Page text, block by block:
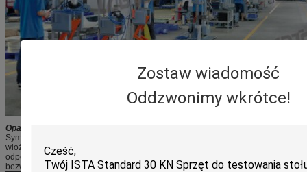
Zostaw wiadomość
Oddzwonimy wkrótce!
Opakowanie
Symulacja Animatronic Klient Triceratops są pokryte folią bąbelkową przed
włożeniem ich do drewnianej skrzyni, która ma nie tylko dobrą amortyzację,
odporność na uderzenia, zgrzewanie, a także ma zalety nietoksycznego,
bezwonnego, korozji wilgoci, dobrej przezroczystości itp.